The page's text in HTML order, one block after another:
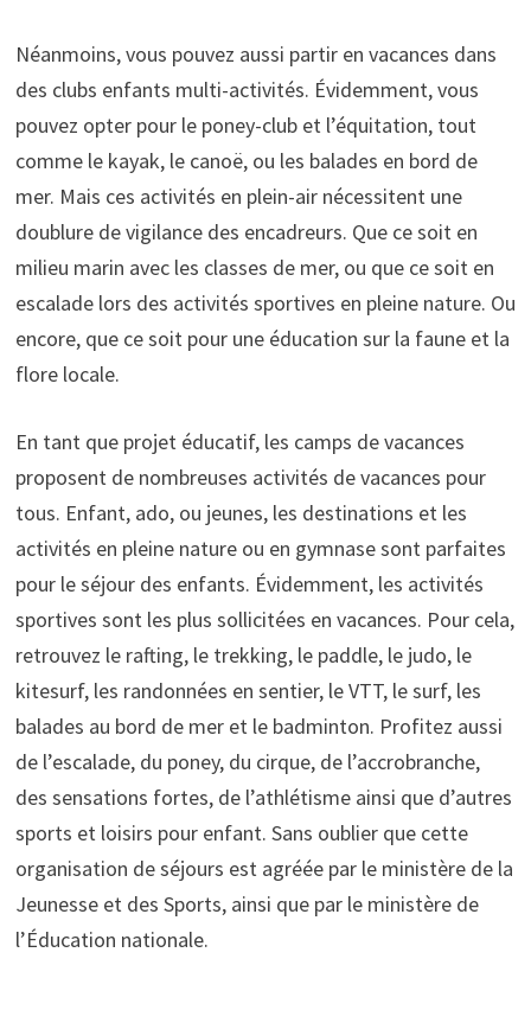
Néanmoins, vous pouvez aussi partir en vacances dans
des clubs enfants multi-activités. Évidemment, vous
pouvez opter pour le poney-club et l’équitation, tout
comme le kayak, le canoë, ou les balades en bord de
mer. Mais ces activités en plein-air nécessitent une
doublure de vigilance des encadreurs. Que ce soit en
milieu marin avec les classes de mer, ou que ce soit en
escalade lors des activités sportives en pleine nature. Ou
encore, que ce soit pour une éducation sur la faune et la
flore locale.
En tant que projet éducatif, les camps de vacances
proposent de nombreuses activités de vacances pour
tous. Enfant, ado, ou jeunes, les destinations et les
activités en pleine nature ou en gymnase sont parfaites
pour le séjour des enfants. Évidemment, les activités
sportives sont les plus sollicitées en vacances. Pour cela,
retrouvez le rafting, le trekking, le paddle, le judo, le
kitesurf, les randonnées en sentier, le VTT, le surf, les
balades au bord de mer et le badminton. Profitez aussi
de l’escalade, du poney, du cirque, de l’accrobranche,
des sensations fortes, de l’athlétisme ainsi que d’autres
sports et loisirs pour enfant. Sans oublier que cette
organisation de séjours est agréée par le ministère de la
Jeunesse et des Sports, ainsi que par le ministère de
l’Éducation nationale.